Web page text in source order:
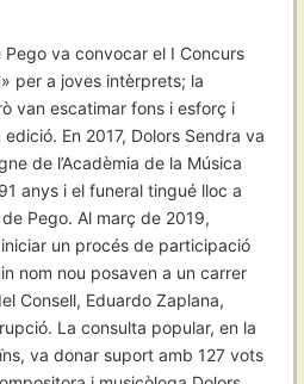
Pego va convocar el I Concurs
per a joves intèrprets; la
van escatimar fons i esforç i
En 2017, Dolors Sendra va
de l’Acadèmia de la Música
anys i el funeral tingué lloc a
de Pego. Al març de 2019,
iniciar un procés de participació
nom nou posaven a un carrer
Consell, Eduardo Zaplana,
La consulta popular, en la
va donar suport amb 127 vots